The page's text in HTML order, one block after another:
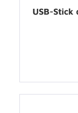
USB-Stick